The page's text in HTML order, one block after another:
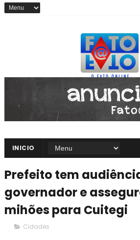
INICIO
Prefeito tem
governador e
mihões para Cuitegi
Cidades